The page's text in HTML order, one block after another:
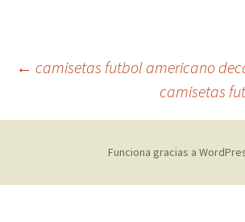
Navegación
de
entradas
← camisetas futbol americano
camisetas
Funciona gracias a